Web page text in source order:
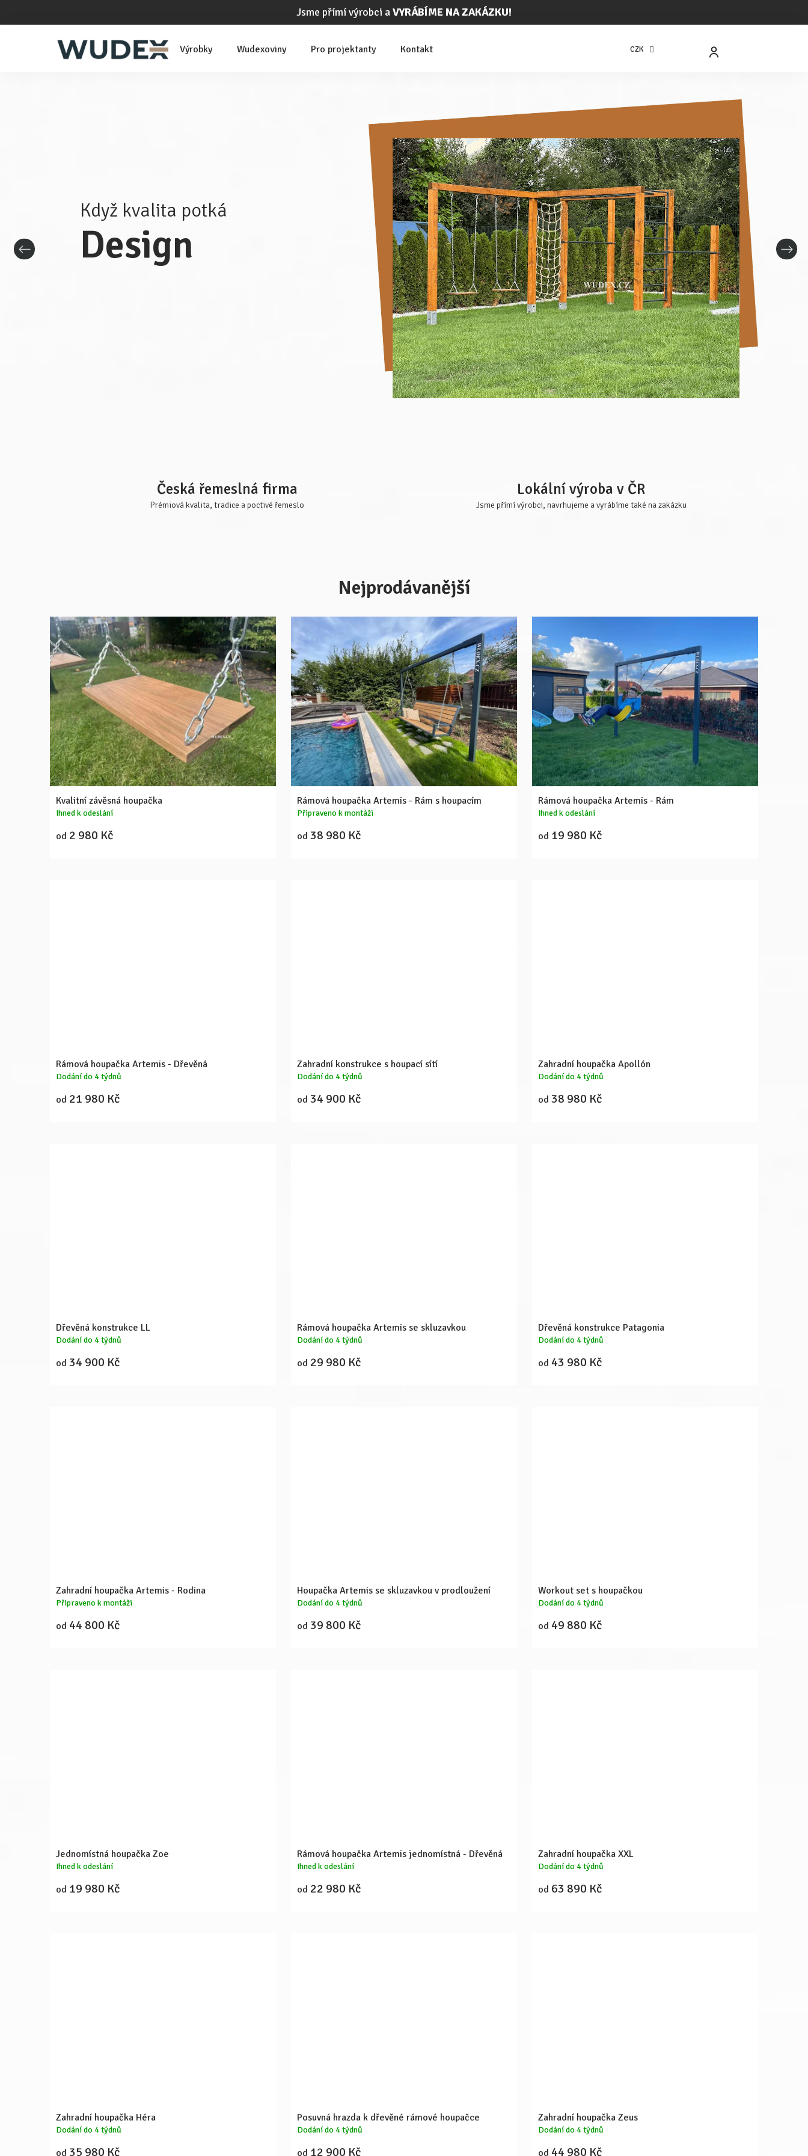
obsah
Jsme přímí výrobci aVYRÁBÍME NA ZAKÁZKU!
CZK
Výrobky Wudexoviny Pro projektanty Kontakt
Když kvalita potká
Design
Předchozí
Česká řemeslná firma
Prémiová kvalita, tradice a poctivé řemeslo
Lokální výroba v ČR
Jsme přímí výrobci, navrhujeme a vyrábíme také na zakázku
Nejprodávanější
Kvalitní závěsná houpačka
Ihned k odeslání
od 2 980 Kč
Rámová houpačka Artemis - Rám s houpacím
křeslem
Připraveno k montáži
od 38 980 Kč
Rámová houpačka Artemis - Rám
Ihned k odeslání
od 19 980 Kč
Rámová houpačka Artemis - Dřevěná
Dodání do 4 týdnů
od 21 980 Kč
Zahradní konstrukce s houpací sítí
Dodání do 4 týdnů
od 34 900 Kč
Zahradní houpačka Apollón
Dodání do 4 týdnů
od 38 980 Kč
Dřevěná konstrukce LL
Dodání do 4 týdnů
od 34 900 Kč
Rámová houpačka Artemis se skluzavkou
Dodání do 4 týdnů
od 29 980 Kč
Dřevěná konstrukce Patagonia
Dodání do 4 týdnů
od 43 980 Kč
Zahradní houpačka Artemis - Rodina
Připraveno k montáži
od 44 800 Kč
Houpačka Artemis se skluzavkou v prodloužení
Dodání do 4 týdnů
od 39 800 Kč
Workout set s houpačkou
Dodání do 4 týdnů
od 49 880 Kč
Jednomístná houpačka Zoe
Ihned k odeslání
od 19 980 Kč
Rámová houpačka Artemis jednomístná - Dřevěná
Ihned k odeslání
od 22 980 Kč
Zahradní houpačka XXL
Dodání do 4 týdnů
od 63 890 Kč
Zahradní houpačka Héra
Dodání do 4 týdnů
od 35 980 Kč
Posuvná hrazda k dřevěné rámové houpačce
Dodání do 4 týdnů
od 12 900 Kč
Zahradní houpačka Zeus
Dodání do 4 týdnů
od 44 980 Kč